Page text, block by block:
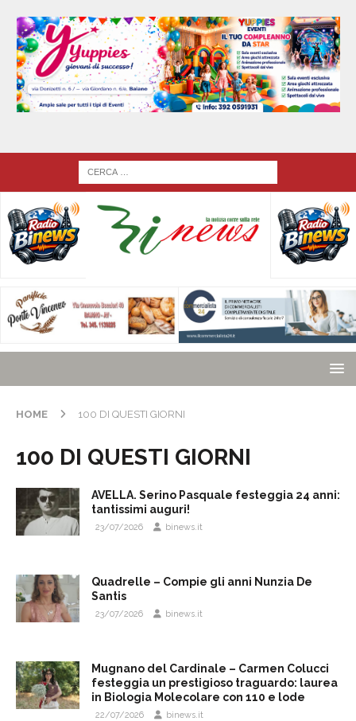
HOME 100 DI QUESTI GIORNI
100 DI QUESTI GIORNI
AVELLA. Serino Pasquale festeggia 24 anni:
tantissimi auguri!
23/07/2026 binews.it
Quadrelle – Compie gli anni Nunzia De
Santis
23/07/2026 binews.it
Mugnano del Cardinale – Carmen Colucci
festeggia un prestigioso traguardo: laurea
in Biologia Molecolare con 110 e lode
22/07/2026 binews.it